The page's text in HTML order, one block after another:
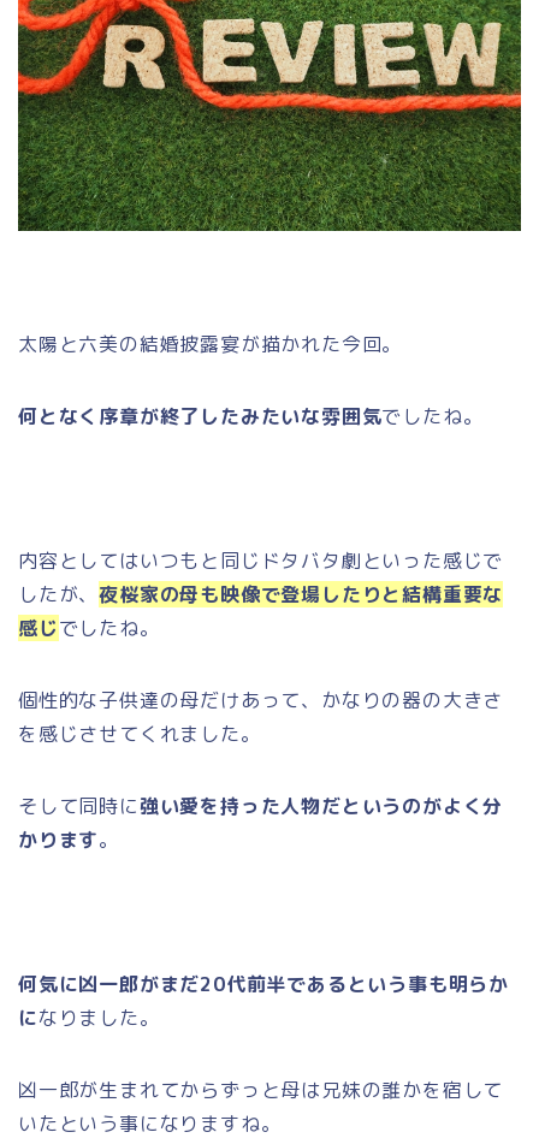
太陽と六美の結婚披露宴が描かれた今回。
何となく序章が終了したみたいな雰囲気でしたね。
内容としてはいつもと同じドタバタ劇といった感じで
したが、夜桜家の母も映像で登場したりと結構重要な
感じでしたね。
個性的な子供達の母だけあって、かなりの器の大きさ
を感じさせてくれました。
そして同時に強い愛を持った人物だというのがよく分
かります。
何気に凶一郎がまだ20代前半であるという事も明らか
になりました。
凶一郎が生まれてからずっと母は兄妹の誰かを宿して
いたという事になりますね。